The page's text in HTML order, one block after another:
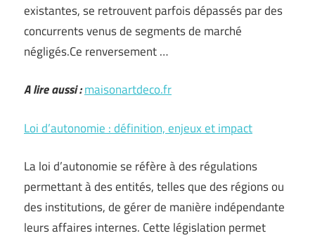
existantes, se retrouvent parfois dépassés par des
concurrents venus de segments de marché
négligés.Ce renversement …
A lire aussi :maisonartdeco.fr
Loi d’autonomie : définition, enjeux et impact
La loi d’autonomie se réfère à des régulations
permettant à des entités, telles que des régions ou
des institutions, de gérer de manière indépendante
leurs affaires internes. Cette législation permet